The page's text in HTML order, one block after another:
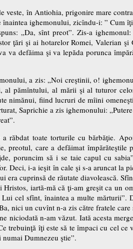
veste, în Antiohia, prigonire mare
ighemonului, zicîndu-i: ” Cum
„Da, sînt preot”. Zis-a
ţări şi ai hotarelor Romei, Valerian
va defăima şi va lepăda porunca
a zis: „Noi creştinii, o!
al pămîntului, al mării şi al tuturor
nimănui, fiind lucruri de mîini
Saprichie a zis ighemonului:
răbdat toate torturile cu bărbăţie.
preotul, care a defăimat
poruncim să i se taie capul cu
Deci, i-a ieşit în cale şi s-a aruncat
era cuprinsă de răutate diavolească.
iartă-mă că ţi-am greşit ca un
cel sfînt, înaintea a multe mărturii”.
nici un cuvînt n-a zis către fratele
niciodată n-am văzut. Iată acesta
trebuinţă îţi este să te împaci cu cel
Dumnezeu ştie”.